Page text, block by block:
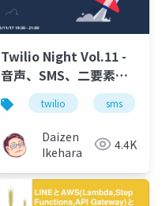
Twilio Night Vol.11 -
音声、SMS、二要素認
証プロダクトの利用方
法
twilio sms
Daizen
Ikehara
4.4K